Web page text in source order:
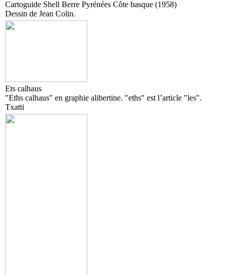
Cartoguide Shell Berre Pyrénées Côte basque (1958)
Dessin de Jean Colin.
Ets calhaus
"Eths calhaus" en graphie alibertine. "eths" est l’article "les".
Txatti